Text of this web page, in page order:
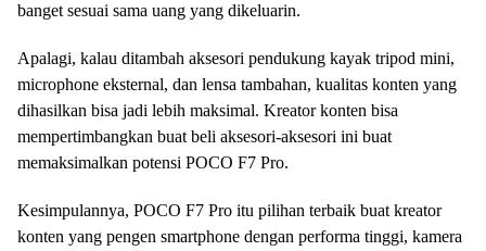
banget sesuai sama uang yang dikeluarin.
Apalagi, kalau ditambah aksesori pendukung kayak tripod mini,
microphone eksternal, dan lensa tambahan, kualitas konten yang
dihasilkan bisa jadi lebih maksimal. Kreator konten bisa
mempertimbangkan buat beli aksesori-aksesori ini buat
memaksimalkan potensi POCO F7 Pro.
Kesimpulannya, POCO F7 Pro itu pilihan terbaik buat kreator
konten yang pengen smartphone dengan performa tinggi, kamera